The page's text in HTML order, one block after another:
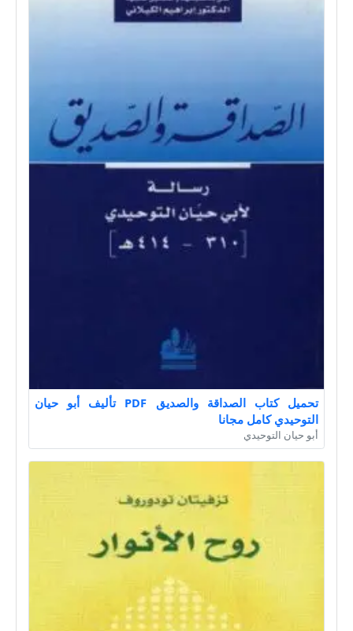
تحميل كتاب الصداقة والصديق PDF تأليف أبو حيان
التوحيدي كامل مجانا
أبو حيان التوحيدي